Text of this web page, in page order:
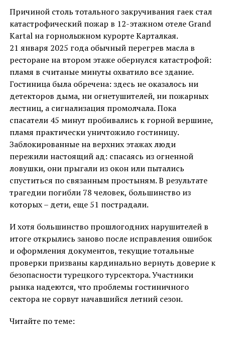
Причиной столь тотального закручивания гаек стал
катастрофический пожар в 12-этажном отеле Grand
Kartal на горнолыжном курорте Карталкая.
21 января 2025 года обычный перегрев масла в
ресторане на втором этаже обернулся катастрофой:
пламя в считаные минуты охватило все здание.
Гостиница была обречена: здесь не оказалось ни
детекторов дыма, ни огнетушителей, ни пожарных
лестниц, а сигнализация промолчала. Пока
спасатели 45 минут пробивались к горной вершине,
пламя практически уничтожило гостиницу.
Заблокированные на верхних этажах люди
пережили настоящий ад: спасаясь из огненной
ловушки, они прыгали из окон или пытались
спуститься по связанным простыням. В результате
трагедии погибли 78 человек, большинство из
которых – дети, еще 51 пострадали.
И хотя большинство прошлогодних нарушителей в
итоге открылись заново после исправления ошибок
и оформления документов, текущие тотальные
проверки призваны кардинально вернуть доверие к
безопасности турецкого турсектора. Участники
рынка надеются, что проблемы гостиничного
сектора не сорвут начавшийся летний сезон.
Читайте по теме: